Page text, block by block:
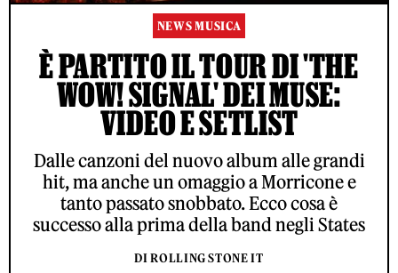
NEWS MUSICA
È PARTITO IL TOUR DI 'THE
WOW! SIGNAL' DEI MUSE:
VIDEO E SETLIST
Dalle canzoni del nuovo album alle grandi
hit, ma anche un omaggio a Morricone e
tanto passato snobbato. Ecco cosa è
successo alla prima della band negli States
DI ROLLING STONE IT